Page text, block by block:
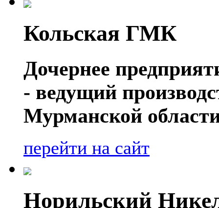
Кольская ГМК
Дочернее
- ведущий
Мурманской
перейти на сайт
Норильский